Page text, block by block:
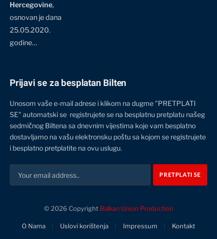
Hercegovine,
osnovan je dana
25.05.2020.
godine…
Prijavi se za besplatan Bilten
Unosom vaše e-mail adrese i klikom na dugme "PRETPLATI
SE" automatski se registrujete se na besplatnu pretplatu našeg
sedmičnog Biltena sa dnevnim vijestima koje vam besplatno
dostavljamo na vašu elektronsku poštu sa kojom se registrujete
i besplatno pretplatite na ovu uslugu.
© 2026 Copyright Balkan Union Production
O Nama Uslovi korištenja Impressum Kontakt